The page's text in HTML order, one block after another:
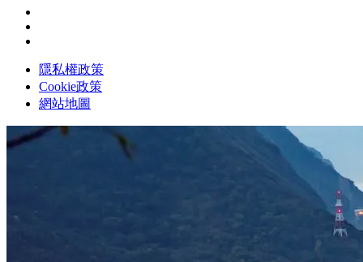
隱私權政策
Cookie政策
網站地圖